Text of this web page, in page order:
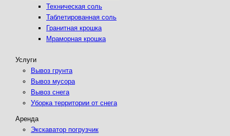
Техническая соль
Таблетированная соль
Гранитная крошка
Мраморная крошка
Услуги
Вывоз грунта
Вывоз мусора
Вывоз снега
Уборка территории от снега
Аренда
Экскаватор погрузчик